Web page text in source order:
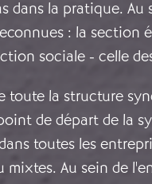
dans la pratique.
: la section
sociale - celle
toute la structure
de départ de la
toutes les
mixtes. Au sein de